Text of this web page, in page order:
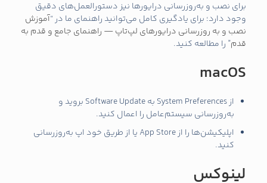
برای نصب و به‌روزرسانی درایورها نیز دستورالعمل‌های دقیق
وجود دارد؛ برای یادگیری کامل می‌توانید راهنمای ما در “آموزش
نصب و به‌ روزرسانی درایورهای لپ‌تاپ — راهنمای جامع و قدم‌ به‌
قدم” را مطالعه کنید.
macOS
از System Preferences به Software Update بروید و
به‌روزرسانی سیستم‌عامل را اعمال کنید.
اپلیکیشن‌ها را از App Store یا از طریق خود اپ به‌روزرسانی
کنید.
لینوکس